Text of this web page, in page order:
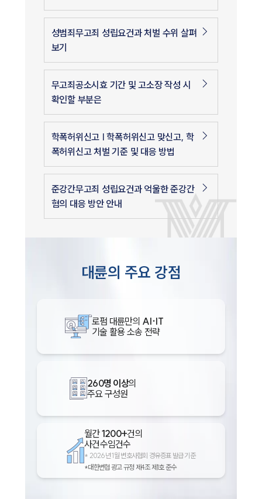
성범죄무고죄 성립요건과 처벌 수위 살펴
보기
무고죄공소시효 기간 및 고소장 작성 시
확인할 부분은
학폭허위신고 | 학폭허위신고 맞신고, 학
폭허위신고 처벌 기준 및 대응 방법
준강간무고죄 성립요건과 억울한 준강간
혐의 대응 방안 안내
대륜의 주요 강점
로펌 대륜만의 AI·IT
기술 활용 소송 전략
260명 이상의
주요 구성원
월간1200+건의
사건수임건수
* 2026년 1월 변호사협회 경유증표 발급 기준
*대한변협 광고 규정 제4조 제1호 준수